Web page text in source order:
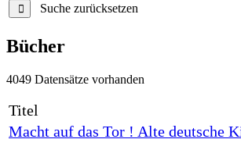
Suche zurücksetzen
Bücher
4049 Datensätze vorhanden
Titel
Macht auf das Tor ! Alte deutsche